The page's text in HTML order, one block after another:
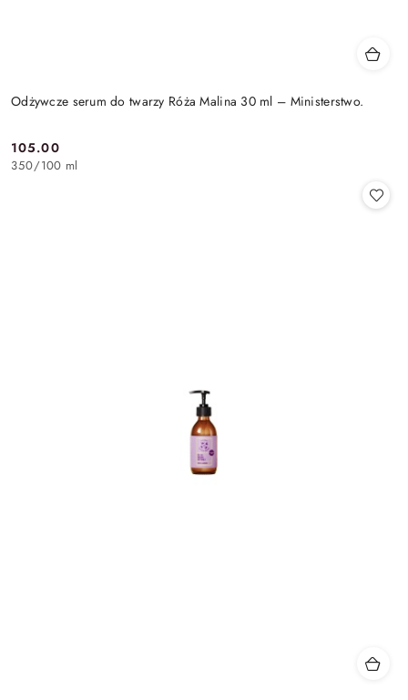
Odżywcze serum do twarzy Róża Malina 30 ml – Ministerstwo.
Cena:
105.00
350/100 ml